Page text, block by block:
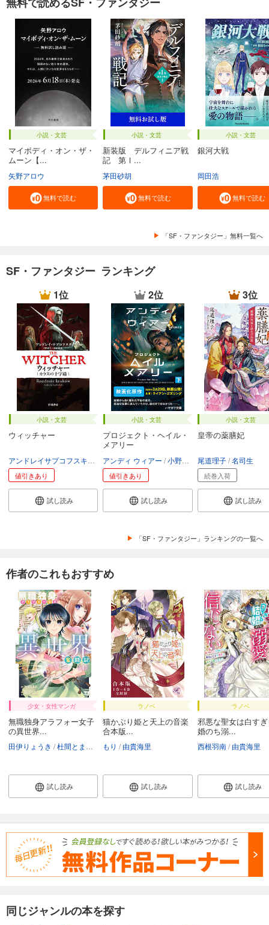
小説・文芸
マイボディ・オン・ザ・
ムーン【...
矢野アロウ
無料で読む
小説・文芸
新装版 デルフィニア戦
記 第Ⅰ...
茅田砂胡
無料で読む
小説・文芸
銀河大戦
岡田浩
無料で読む
「SF・ファンタジー」無料一覧へ
SF・ファンタジー ランキング
1位
小説・文芸
ウィッチャー
川野靖子 杉浦綾
値引きあり
試し読み
2位
小説・文芸
プロジェクト・ヘイル・
メアリー
アンディ ウィアー 小野田和子
値引きあり
試し読み
3位
小説・文芸
皇帝の薬膳妃
尾道理子 名司生
続巻入荷
試し読み
「SF・ファンタジー」ランキングの一覧へ
作者のこれもおすすめ
少女・女性マンガ
無職独身アラフォー女子
の異世界...
田伊りょうき 杜間とまと 由貴海里
試し読み
ラノベ
猫かぶり姫と天上の音楽
合本版...
もり 由貴海里
試し読み
ラノベ
邪悪な聖女は白す
婚のち溺...
西根羽南 由貴海里
試し読み
同じジャンルの本を探す